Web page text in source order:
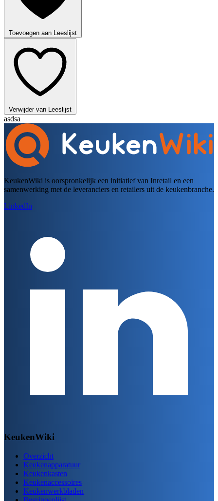
Toevoegen aan Leeslijst
Verwijder van Leeslijst
asdsa
KeukenWiki is oorspronkelijk een initiatief van Inretail en een
samenwerking met de leveranciers en retailers uit de keukenbranche.
LinkedIn
KeukenWiki
Overzicht
Keukenapparatuur
Keukenkasten
Keukenaccessoires
Keukenwerkbladen